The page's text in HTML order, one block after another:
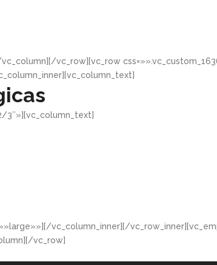
vc_row][vc_row
3″»][vc_column_text]
vc_column_inner][/
vc_row]